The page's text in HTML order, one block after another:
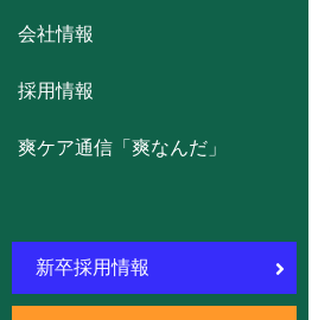
会社情報
採用情報
爽ケア通信「爽なんだ」
新卒採用情報